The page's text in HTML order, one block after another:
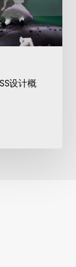
设计概